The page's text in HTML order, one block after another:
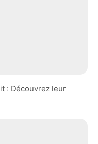
: Découvrez leur